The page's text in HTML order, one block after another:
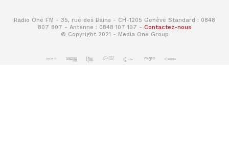
Radio One FM - 35, rue des Bains - CH-1205 Genève Standard : 0848
807 807 - Antenne : 0848 107 107 - Contactez-nous
© Copyright 2021 - Media One Group